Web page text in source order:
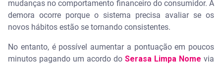
mudanças no comportamento financeiro do consumidor. A
demora ocorre porque o sistema precisa avaliar se os
novos hábitos estão se tornando consistentes.
No entanto, é possível aumentar a pontuação em poucos
minutos pagando um acordo do Serasa Limpa Nome via